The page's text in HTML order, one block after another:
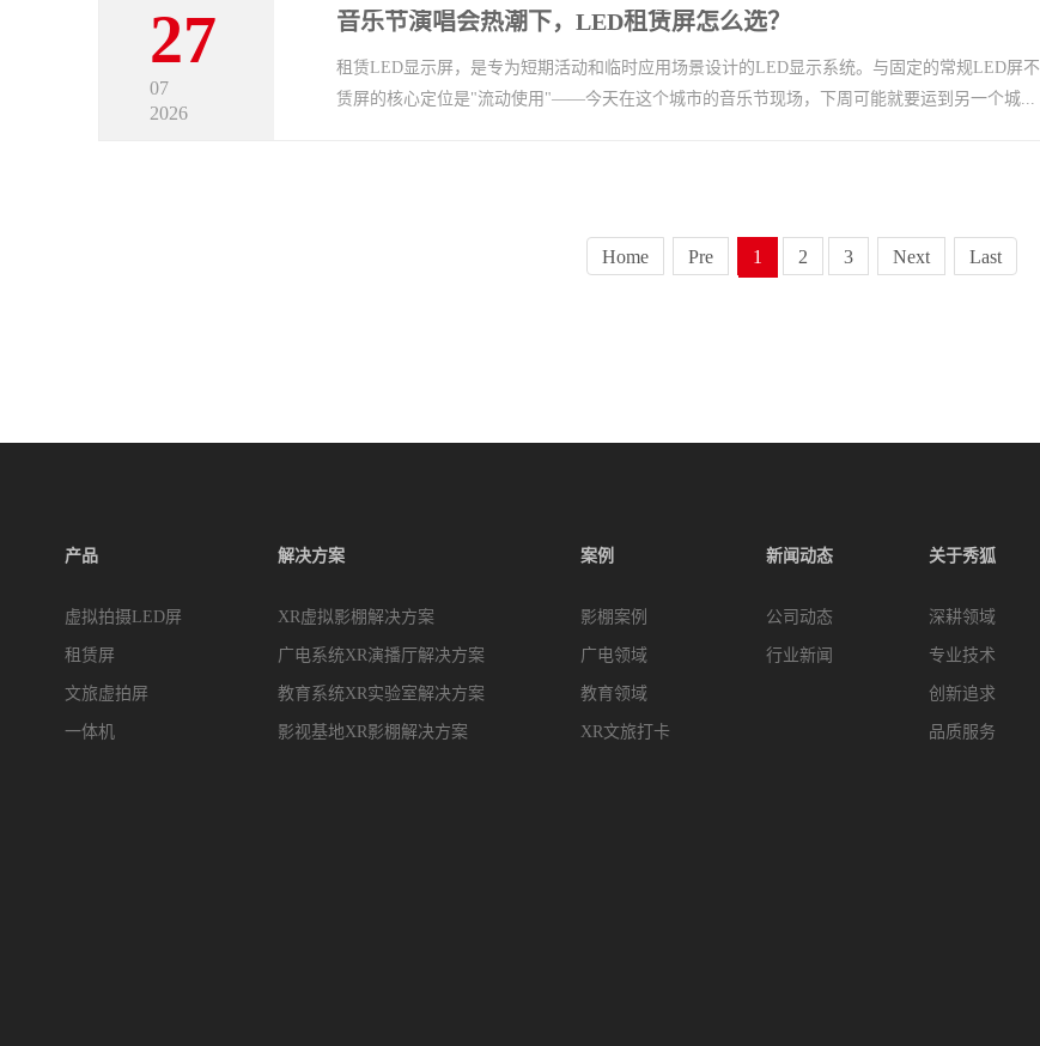
27
07
2026
音乐节演唱会热潮下，LED租赁屏怎么选？
租赁LED显示屏，是专为短期活动和临时应用场景设计的LED显示系统。与固定的常规LED屏
赁屏的核心定位是"流动使用"——今天在这个城市的音乐节现场，下周可能就要运到另一个城...
Home Pre 1 2 3 Next Last
产品
虚拟拍摄LED屏
租赁屏
文旅虚拍屏
一体机
解决方案
XR虚拟影棚解决方案
广电系统XR演播厅解决方案
教育系统XR实验室解决方案
影视基地XR影棚解决方案
案例
影棚案例
广电领域
教育领域
XR文旅打卡
新闻动态
公司动态
行业新闻
关于秀狐
深耕领域
专业技术
创新追求
品质服务